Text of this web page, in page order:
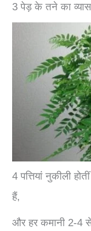
3 पेड़ के तने का
4 पत्तियां नुकीली
हैं,
और हर कमानी 2-4